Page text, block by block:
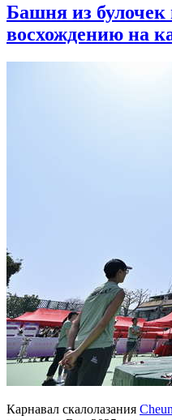
Башня из булочек
восхождению на
Карнавал скалолазания